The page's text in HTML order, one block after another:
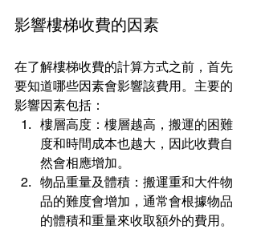
影響樓梯收費的因素
在了解樓梯收費的計算方式之前，首先
要知道哪些因素會影響該費用。主要的
影響因素包括：
樓層高度：樓層越高，搬運的困難
度和時間成本也越大，因此收費自
然會相應增加。
物品重量及體積：搬運重和大件物
品的難度會增加，通常會根據物品
的體積和重量來收取額外的費用。